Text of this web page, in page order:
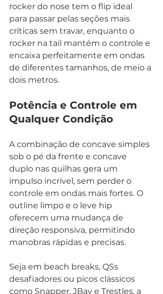
rocker do nose tem o flip ideal
para passar pelas seções mais
críticas sem travar, enquanto o
rocker na tail mantém o controle e
encaixa perfeitamente em ondas
de diferentes tamanhos, de meio a
dois metros.
Potência e Controle em
Qualquer Condição
A combinação de concave simples
sob o pé da frente e concave
duplo nas quilhas gera um
impulso incrível, sem perder o
controle em ondas mais fortes. O
outline limpo e o leve hip
oferecem uma mudança de
direção responsiva, permitindo
manobras rápidas e precisas.
Seja em beach breaks, QSs
desafiadores ou picos clássicos
como Snapper, JBay e Trestles, a